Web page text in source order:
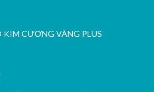
CƯƠNG VÀNG PLUS